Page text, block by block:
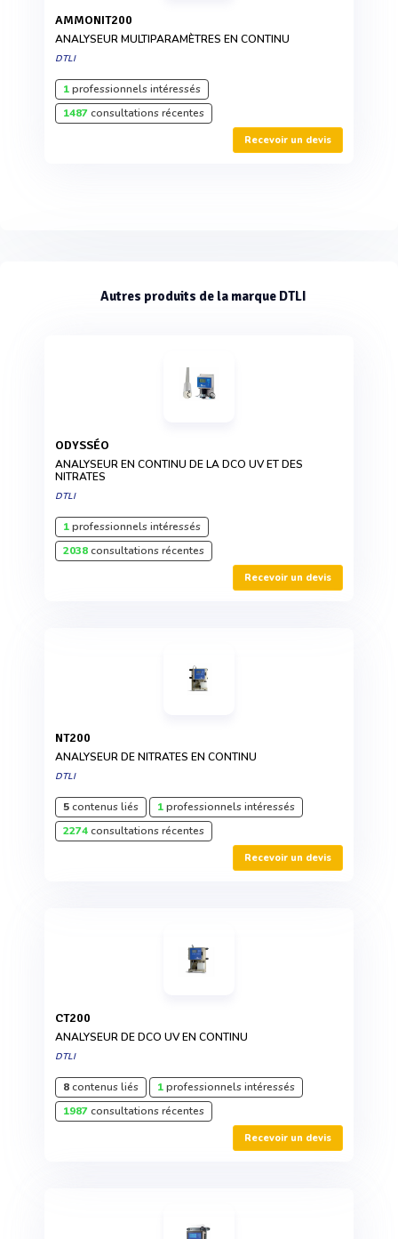
AMMONIT200
ANALYSEUR MULTIPARAMÈTRES EN CONTINU
DTLI
1professionnels intéressés
1487consultations récentes
Recevoir un devis
Autres produits de la marque DTLI
ODYSSÉO
ANALYSEUR EN CONTINU DE LA DCO UV ET DES
NITRATES
DTLI
1professionnels intéressés
2038consultations récentes
Recevoir un devis
NT200
ANALYSEUR DE NITRATES EN CONTINU
DTLI
5contenus liés 1professionnels intéressés
2274consultations récentes
Recevoir un devis
CT200
ANALYSEUR DE DCO UV EN CONTINU
DTLI
8contenus liés 1professionnels intéressés
1987consultations récentes
Recevoir un devis